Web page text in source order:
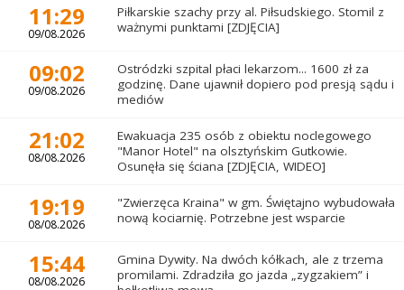
11:29
09/08.2026
Piłkarskie szachy przy al. Piłsudskiego. Stomil z
ważnymi punktami [ZDJĘCIA]
09:02
09/08.2026
Ostródzki szpital płaci lekarzom... 1600 zł za
godzinę. Dane ujawnił dopiero pod presją sądu i
mediów
21:02
08/08.2026
Ewakuacja 235 osób z obiektu noclegowego
"Manor Hotel" na olsztyńskim Gutkowie.
Osunęła się ściana [ZDJĘCIA, WIDEO]
19:19
08/08.2026
"Zwierzęca Kraina" w gm. Świętajno wybudowała
nową kociarnię. Potrzebne jest wsparcie
15:44
08/08.2026
Gmina Dywity. Na dwóch kółkach, ale z trzema
promilami. Zdradziła go jazda „zygzakiem” i